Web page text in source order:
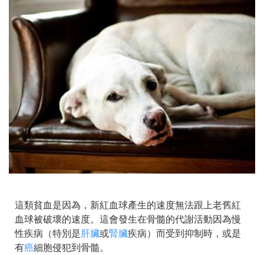
這類貧血是因為，新紅血球產生的速度無法跟上老舊紅
血球被破壞的速度。這會發生在骨髓的代謝活動因為慢
性疾病（特別是肝臟或腎臟疾病）而受到抑制時，或是
有癌細胞侵犯到骨髓。